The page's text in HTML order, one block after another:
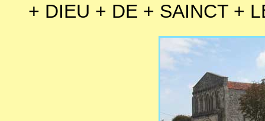
+ DIEU + DE + SAINCT +